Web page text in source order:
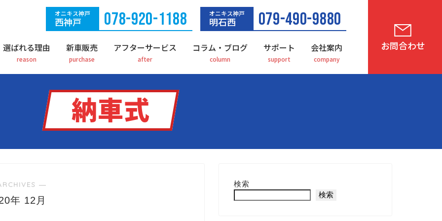
オニキス神戸
西神戸 078-920-1188 オニキス神戸
明石西 079-490-9880
選ばれる理由 新車販売 アフターサービス コラム・ブログ サポート 会社案内 お問合わせ
納車式
―
年 12月
検索
検索